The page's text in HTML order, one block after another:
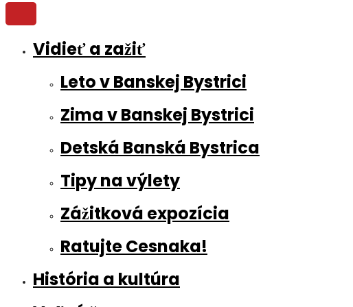
Vidieť a zažiť
Leto v Banskej Bystrici
Zima v Banskej Bystrici
Detská Banská Bystrica
Tipy na výlety
Zážitková expozícia
Ratujte Cesnaka!
História a kultúra